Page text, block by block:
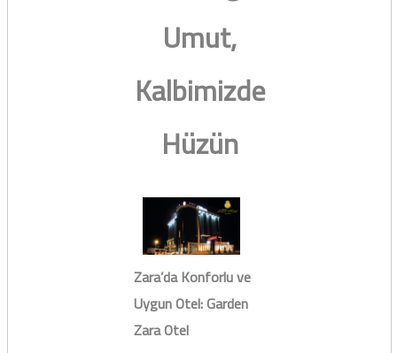
Umut,
Kalbimizde
Hüzün
Zara’da Konforlu ve
Uygun Otel: Garden
Zara Otel